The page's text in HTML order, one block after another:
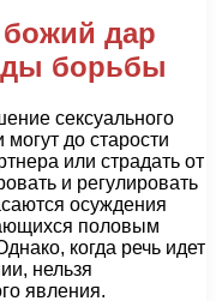
божий дар
борьбы
сексуального
до старости
или страдать от
и регулировать
осуждения
половым
когда речь идет
нельзя
явления.